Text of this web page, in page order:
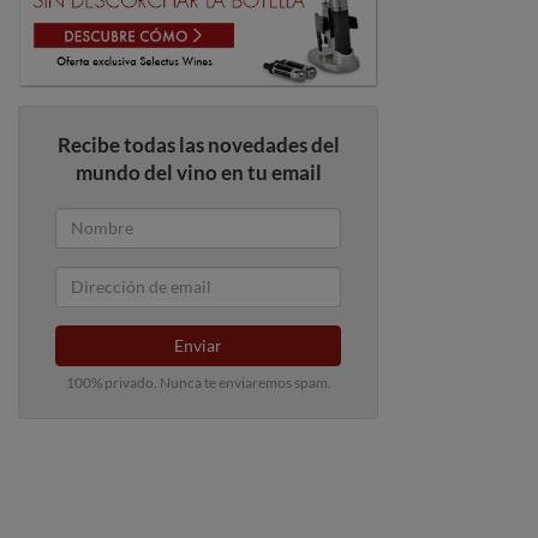
Recibe todas las novedades del
mundo del vino en tu email
Enviar
100% privado. Nunca te enviaremos spam.